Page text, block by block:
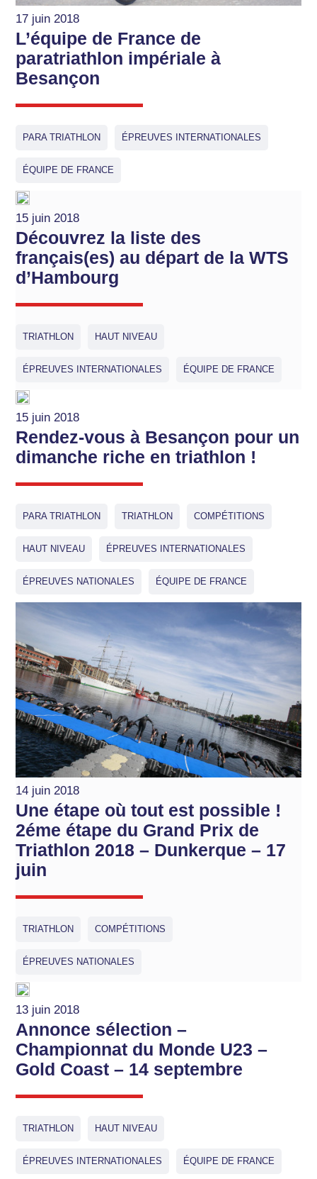
17 juin 2018
L’équipe de France de
paratriathlon impériale à
Besançon
PARA TRIATHLON ÉPREUVES INTERNATIONALES
ÉQUIPE DE FRANCE
15 juin 2018
Découvrez la liste des
français(es) au départ de la WTS
d’Hambourg
TRIATHLON HAUT NIVEAU
ÉPREUVES INTERNATIONALES ÉQUIPE DE FRANCE
15 juin 2018
Rendez-vous à Besançon pour un
dimanche riche en triathlon !
PARA TRIATHLON TRIATHLON COMPÉTITIONS
HAUT NIVEAU ÉPREUVES INTERNATIONALES
ÉPREUVES NATIONALES ÉQUIPE DE FRANCE
14 juin 2018
Une étape où tout est possible !
2éme étape du Grand Prix de
Triathlon 2018 – Dunkerque – 17
juin
TRIATHLON COMPÉTITIONS
ÉPREUVES NATIONALES
13 juin 2018
Annonce sélection –
Championnat du Monde U23 –
Gold Coast – 14 septembre
TRIATHLON HAUT NIVEAU
ÉPREUVES INTERNATIONALES ÉQUIPE DE FRANCE